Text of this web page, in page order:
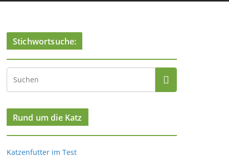
Stichwortsuche:
Rund um die Katz
Katzenfutter im Test